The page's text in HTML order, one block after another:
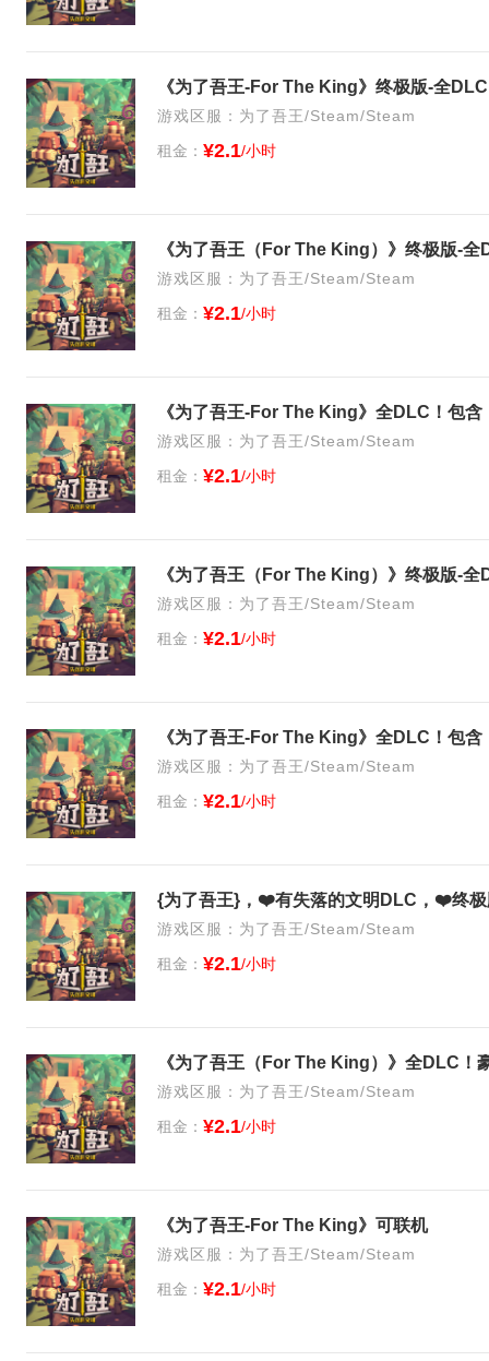
《为了吾王-For The King》终极版-全
游戏区服：为了吾王/Steam/Steam
租金： ¥2.1/小时
《为了吾王（For The King）》终极版-
游戏区服：为了吾王/Steam/Steam
租金： ¥2.1/小时
游戏区服：为了吾王/Steam/Steam
租金： ¥2.1/小时
《为了吾王（For The King）》终极版-
游戏区服：为了吾王/Steam/Steam
租金： ¥2.1/小时
游戏区服：为了吾王/Steam/Steam
租金： ¥2.1/小时
{为了吾王}，❤️有失落的文明DLC，❤️终
游戏区服：为了吾王/Steam/Steam
租金： ¥2.1/小时
《为了吾王（For The King）》全DLC！
游戏区服：为了吾王/Steam/Steam
租金： ¥2.1/小时
《为了吾王-For The King》可联机
游戏区服：为了吾王/Steam/Steam
租金： ¥2.1/小时